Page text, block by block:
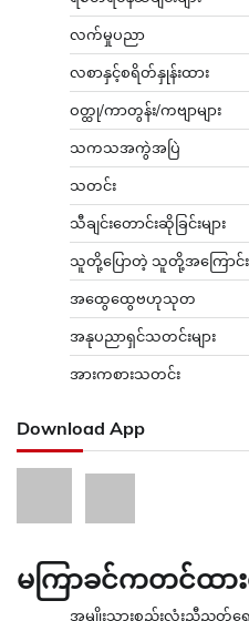
လက်မှုပညာ
လစာနှင့်စရိတ်နှုန်းထား
ဝတ္ထု/ကာတွန်း/ကဗျာများ
သကသအကွဲအပြဲ
သတင်း
သီချင်းတောင်းဆိုခြင်းများ
သူတို့ပြောတဲ့ သူတို့အကြောင်း
အထွေထွေဗဟုသုတ
အနုပညာရှင်သတင်းများ
အားကစားသတင်း
Download App
မကြာခင်ကတင်ထာ
အမျိုးသားစည်းလုံးညီညွတ်ရေး